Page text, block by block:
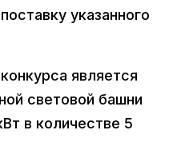
указанного
является
световой башни
в количестве 5